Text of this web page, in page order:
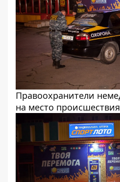
Правоохранители
на место происшествия